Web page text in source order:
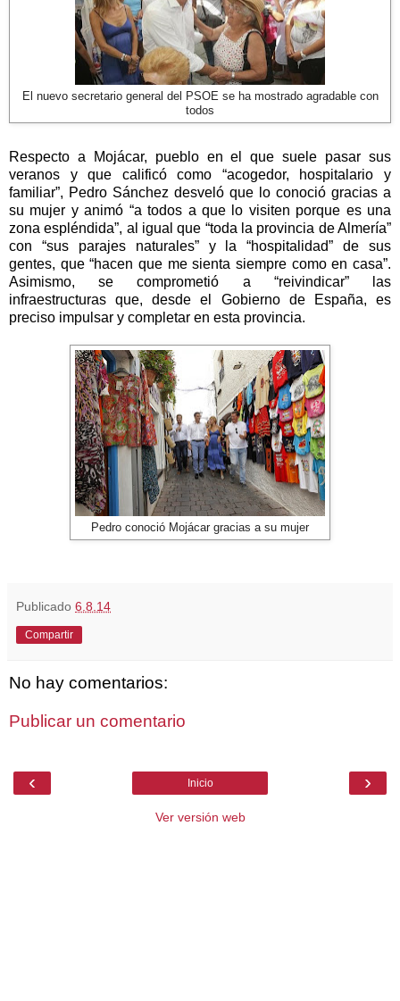
El nuevo secretario general del PSOE se ha mostrado agradable con
todos
Respecto a Mojácar, pueblo en el que suele pasar sus
veranos y que calificó como “acogedor, hospitalario y
familiar”, Pedro Sánchez desveló que lo conoció gracias a
su mujer y animó “a todos a que lo visiten porque es una
zona espléndida”, al igual que “toda la provincia de Almería”
con “sus parajes naturales” y la “hospitalidad” de sus
gentes, que “hacen que me sienta siempre como en casa”.
Asimismo, se comprometió a “reivindicar” las
infraestructuras que, desde el Gobierno de España, es
preciso impulsar y completar en esta provincia.
Pedro conoció Mojácar gracias a su mujer
Publicado 6.8.14
Compartir
No hay comentarios:
Publicar un comentario
‹ ›
Inicio
Ver versión web